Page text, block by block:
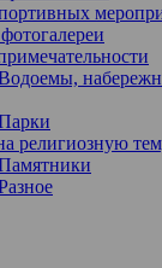
религиозную